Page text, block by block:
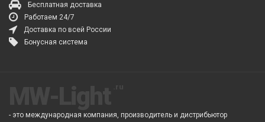
Бесплатная доставка
Работаем 24/7
Доставка по всей России
Бонусная система
- это международная компания, производитель и дистрибьютор